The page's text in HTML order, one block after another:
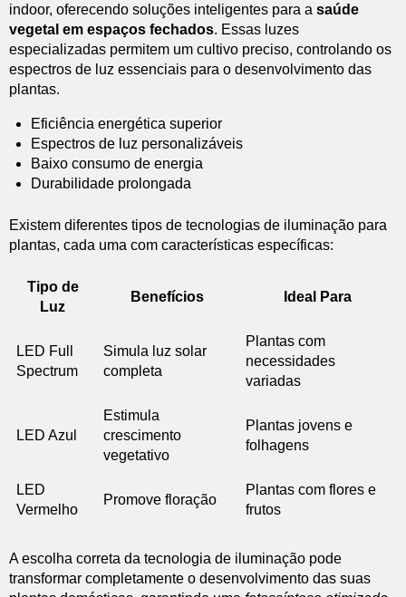
indoor, oferecendo soluções inteligentes para a saúde
vegetal em espaços fechados. Essas luzes
especializadas permitem um cultivo preciso, controlando os
espectros de luz essenciais para o desenvolvimento das
plantas.
Eficiência energética superior
Espectros de luz personalizáveis
Baixo consumo de energia
Durabilidade prolongada
Existem diferentes tipos de tecnologias de iluminação para
plantas, cada uma com características específicas:
Tipo de
Luz
Benefícios Ideal Para
LED Full
Spectrum
Simula luz solar
completa
Plantas com
necessidades
variadas
LED Azul
Estimula
crescimento
vegetativo
Plantas jovens e
folhagens
LED
Vermelho
Promove floração
Plantas com flores e
frutos
A escolha correta da tecnologia de iluminação pode
transformar completamente o desenvolvimento das suas